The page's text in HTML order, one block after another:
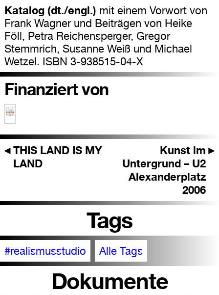
Katalog (dt./engl.) mit einem Vorwort von
Frank Wagner und Beiträgen von Heike
Föll, Petra Reichensperger, Gregor
Stemmrich, Susanne Weiß und Michael
Wetzel. ISBN 3-938515-04-X
Finanziert von
◄THIS LAND IS MY
LAND
►
Kunst im
Untergrund – U2
Alexanderplatz
2006
Tags
#realismusstudio Alle Tags
Dokumente